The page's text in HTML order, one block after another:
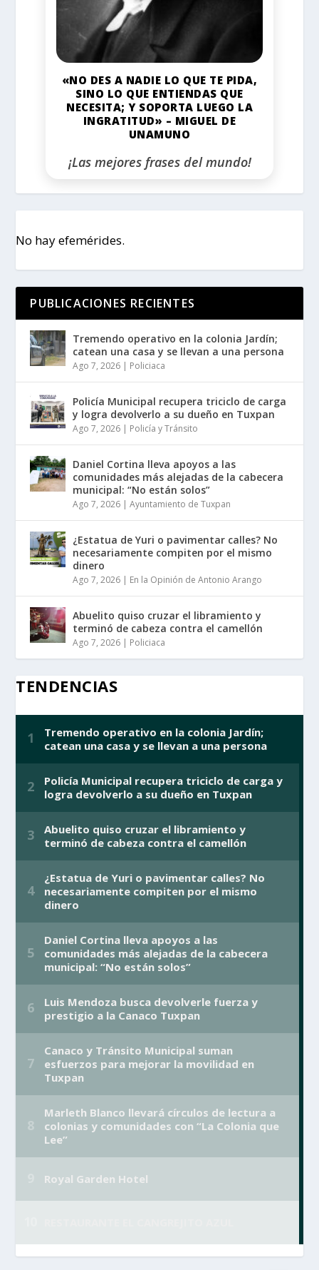
«NO DES A NADIE LO QUE TE PIDA,
SINO LO QUE ENTIENDAS QUE
NECESITA; Y SOPORTA LUEGO LA
INGRATITUD» – MIGUEL DE
UNAMUNO
¡Las mejores frases del mundo!
No hay efemérides.
PUBLICACIONES RECIENTES
Tremendo operativo en la colonia Jardín;
catean una casa y se llevan a una persona
Ago 7, 2026 | Policiaca
Policía Municipal recupera triciclo de carga
y logra devolverlo a su dueño en Tuxpan
Ago 7, 2026 | Policía y Tránsito
Daniel Cortina lleva apoyos a las
comunidades más alejadas de la cabecera
municipal: “No están solos”
Ago 7, 2026 |Ayuntamiento de Tuxpan
¿Estatua de Yuri o pavimentar calles? No
necesariamente compiten por el mismo
dinero
Ago 7, 2026 | En la Opinión de Antonio Arango
Abuelito quiso cruzar el libramiento y
terminó de cabeza contra el camellón
Ago 7, 2026 | Policiaca
TENDENCIAS